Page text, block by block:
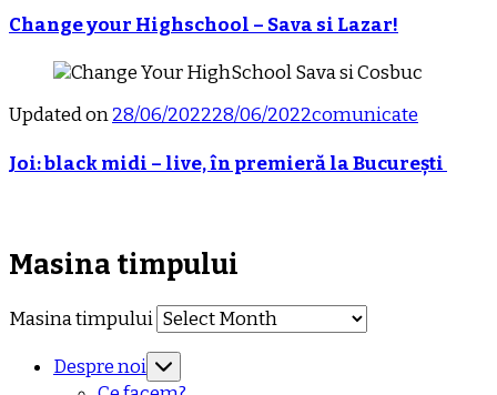
Change your Highschool – Sava si Lazar!
Updated on28/06/202228/06/2022comunicate
Joi: black midi – live, în premieră la București
Masina timpului
Masina timpului
Despre noi